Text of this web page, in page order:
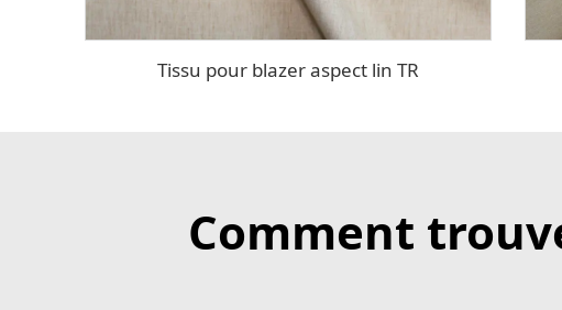
Tissu pour blazer aspect lin TR
Comment